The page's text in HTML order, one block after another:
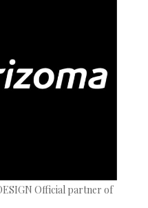
Official partner of